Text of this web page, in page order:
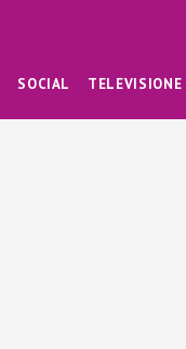
SOCIAL TELEVISIONE